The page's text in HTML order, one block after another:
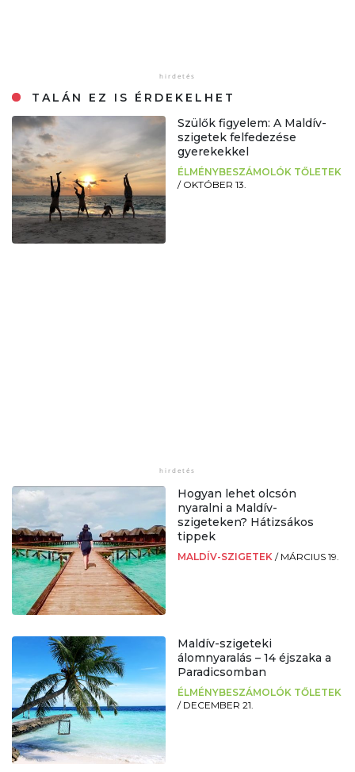
TALÁN EZ IS ÉRDEKELHET
Szülők figyelem: A Maldív-
szigetek felfedezése
gyerekekkel
ÉLMÉNYBESZÁMOLÓK TŐLETEK
/ OKTÓBER 13.
Hogyan lehet olcsón
nyaralni a Maldív-
szigeteken? Hátizsákos
tippek
MALDÍV-SZIGETEK / MÁRCIUS 19.
Maldív-szigeteki
álomnyaralás – 14 éjszaka a
Paradicsomban
ÉLMÉNYBESZÁMOLÓK TŐLETEK
/ DECEMBER 21.